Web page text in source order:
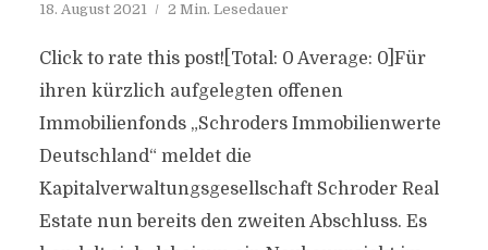
18. August 2021 2 Min. Lesedauer
Click to rate this post![Total: 0 Average: 0]Für
ihren kürzlich aufgelegten offenen
Immobilienfonds „Schroders Immobilienwerte
Deutschland“ meldet die
Kapitalverwaltungsgesellschaft Schroder Real
Estate nun bereits den zweiten Abschluss. Es